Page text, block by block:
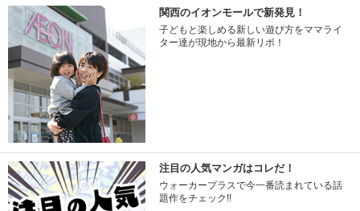
関西のイオンモールで新発見！
子どもと楽しめる新しい遊び方をママライ
ター達が現地から最新リポ！
注目の人気マンガはコレだ！
ウォーカープラスで今一番読まれている話
題作をチェック!!